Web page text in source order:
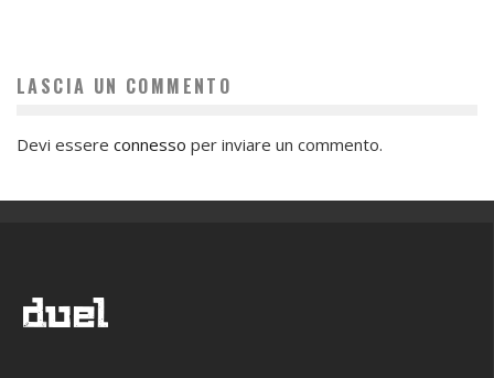
LASCIA UN COMMENTO
Devi essere connesso per inviare un commento.